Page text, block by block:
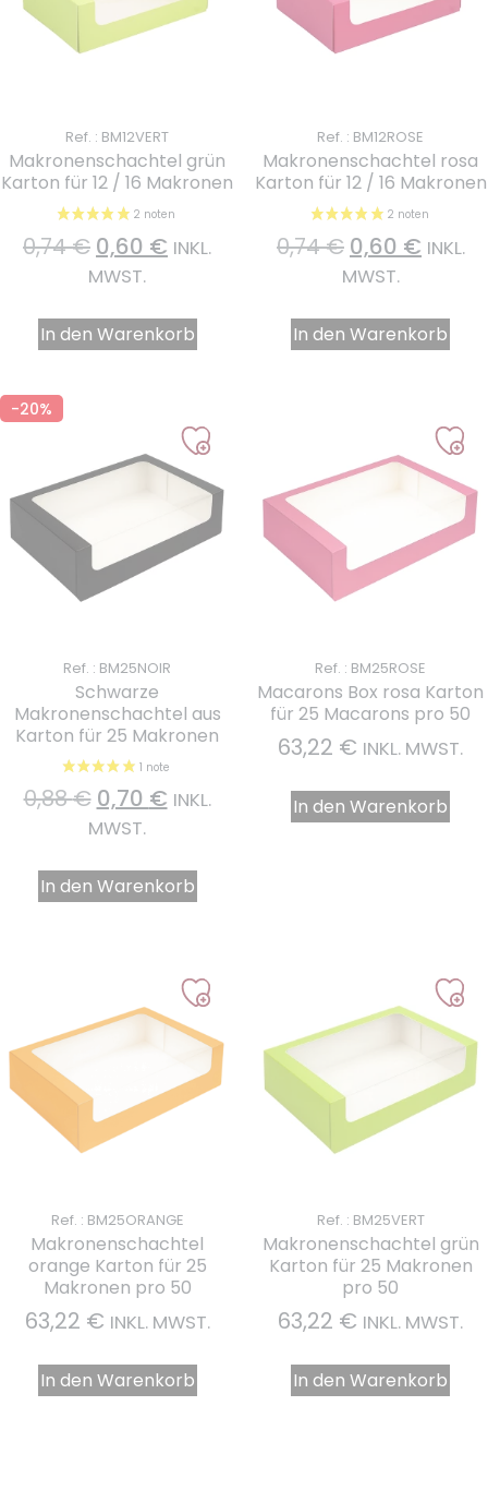
Ref. : BM12VERT
Makronenschachtel grün
Karton für 12 / 16 Makronen
0,74€ 0,60 € INKL.
MWST.
In den Warenkorb
Ref. : BM12ROSE
Makronenschachtel rosa
Karton für 12 / 16 Makronen
0,74€ 0,60 € INKL.
MWST.
In den Warenkorb
-20%
Ref. : BM25NOIR
Schwarze
Makronenschachtel aus
Karton für 25 Makronen
0,88€ 0,70 € INKL.
MWST.
In den Warenkorb
Ref. : BM25ROSE
Macarons Box rosa Karton
für 25 Macarons pro 50
63,22 € INKL. MWST.
In den Warenkorb
Ref. : BM25ORANGE
Makronenschachtel
orange Karton für 25
Makronen pro 50
63,22 € INKL. MWST.
In den Warenkorb
Ref. : BM25VERT
Makronenschachtel grün
Karton für 25 Makronen
pro 50
63,22 € INKL. MWST.
In den Warenkorb